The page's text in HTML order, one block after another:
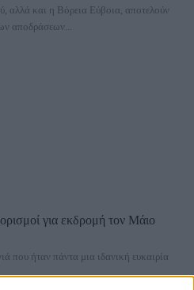
αλλά και η Βόρεια Εύβοια, αποτελούν
αποδράσεων...
για εκδρομή τον Μάιο
που ήταν πάντα μια ιδανική ευκαιρία